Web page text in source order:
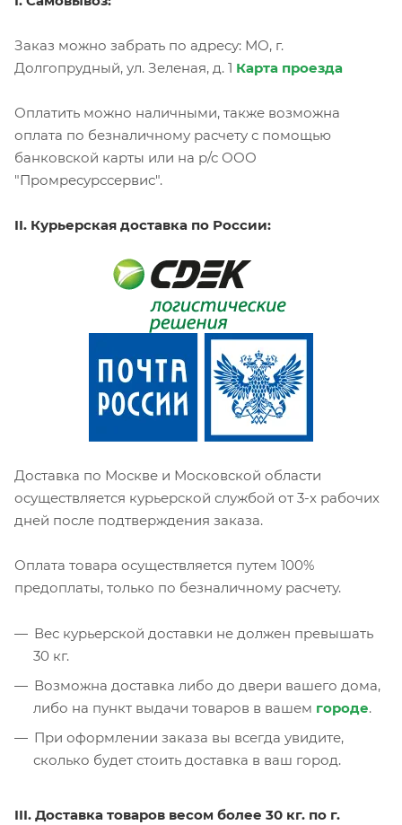
Заказ можно забрать по адресу: МО, г.
Долгопрудный, ул. Зеленая, д. 1 Карта проезда
Оплатить можно наличными, также возможна
оплата по безналичному расчету с помощью
банковской карты или на р/с ООО
"Промресурссервис".
II. Курьерская доставка по России:
Доставка по Москве и Московской области
осуществляется курьерской службой от 3-х рабочих
дней после подтверждения заказа.
Оплата товара осуществляется путем 100%
предоплаты, только по безналичному расчету.
Вес курьерской доставки не должен превышать
30 кг.
Возможна доставка либо до двери вашего дома,
либо на пункт выдачи товаров в вашем городе.
При оформлении заказа вы всегда увидите,
сколько будет стоить доставка в ваш город.
III. Доставка товаров весом более 30 кг. по г.